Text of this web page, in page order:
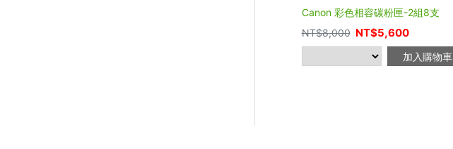
Canon 彩色相容碳粉匣-2組8支
NT$8,000 NT$5,600
加入購物車